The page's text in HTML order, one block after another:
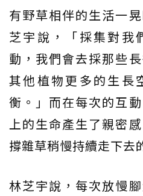
有野草相伴的生活一
芝宇說，「採集對我
動，我們會去採那些
其他植物更多的生長
衡。」而在每次的互
上的生命產生了親密
撐雜草稍慢持續走下去
林芝宇說，每次放慢